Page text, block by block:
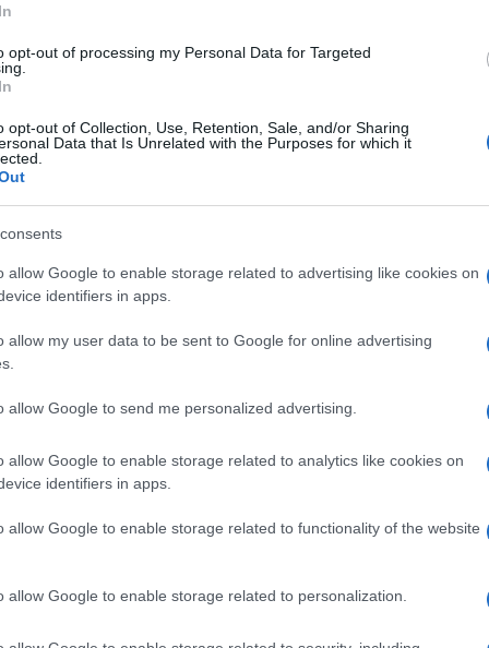
opt-out of processing my Personal Data for Targeted
opt-out of Collection, Use, Retention, Sale, and/or Sharing
Data that Is Unrelated with the Purposes for which it
allow Google to enable storage related to advertising like cookies on
identifiers in apps.
allow my user data to be sent to Google for online advertising
allow Google to send me personalized advertising.
allow Google to enable storage related to analytics like cookies on
identifiers in apps.
allow Google to enable storage related to functionality of the website
allow Google to enable storage related to personalization.
Vintage, l’autoraduno non competitivo
di vetture in livrea “Martini Racing”, il quale
gara
precedendo quelle del rally storico e
in un panorama inimitabile, anche di una
delle
conduttori.
e ora in salda sinergia con Regione
e Pirelli, in Automobile Club Sassari si
dettagli per la presentazione della
in programma presso l’esclusiva
a Milano, nella giornata di
che saprà coinvolgere i presenti
del passato che hanno contribuito a
Smeralda.
Autonoma della Sardegna, al Consorzio
inoltre il Presidente ringrazia Martini,
Surrau e Testoni Bunker Point per la
alla manifestazione, gratitudine estesa